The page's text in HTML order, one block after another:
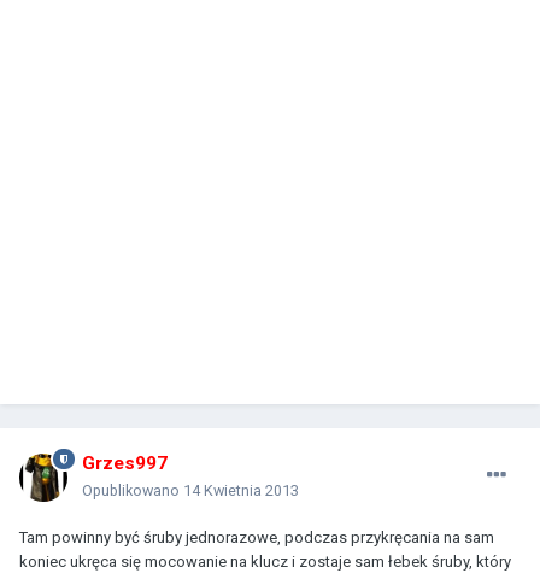
Grzes997
Opublikowano 14 Kwietnia 2013
Tam powinny być śruby jednorazowe, podczas przykręcania na sam
koniec ukręca się mocowanie na klucz i zostaje sam łebek śruby, który